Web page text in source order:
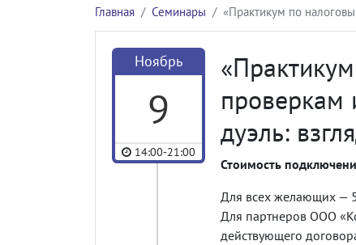
Главная Семинары «Практикум по
Ноябрь
9
14:00-21:00
проверкам
дуэль:
Стоимость
Для всех желающих —
Для партнеров ООО
действующего